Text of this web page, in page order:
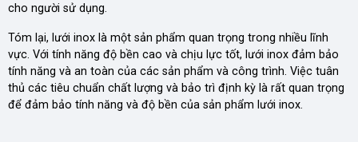
cho người sử dụng.
Tóm lại, lưới inox là một sản phẩm quan trọng trong nhiều lĩnh
vực. Với tính năng độ bền cao và chịu lực tốt, lưới inox đảm bảo
tính năng và an toàn của các sản phẩm và công trình. Việc tuân
thủ các tiêu chuẩn chất lượng và bảo trì định kỳ là rất quan trọng
để đảm bảo tính năng và độ bền của sản phẩm lưới inox.